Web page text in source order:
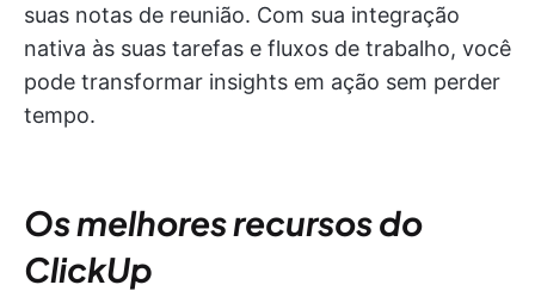
suas notas de reunião. Com sua integração
nativa às suas tarefas e fluxos de trabalho, você
pode transformar insights em ação sem perder
tempo.
Os melhores recursos do
ClickUp